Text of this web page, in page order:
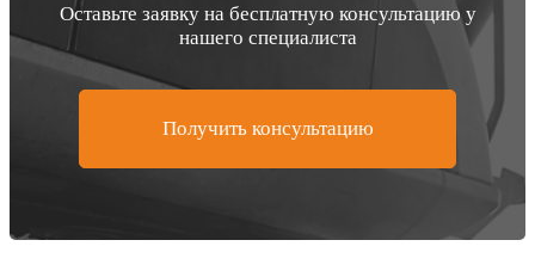
Оставьте заявку на бесплатную консультацию у
нашего специалиста
Получить консультацию